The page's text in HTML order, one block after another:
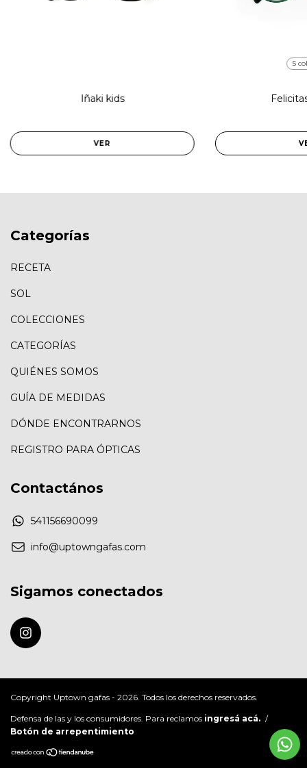
Iñaki kids
VER
5
Categorías
RECETA
SOL
COLECCIONES
CATEGORÍAS
QUIÉNES SOMOS
GUÍA DE MEDIDAS
DÓNDE ENCONTRARNOS
REGISTRO PARA ÓPTICAS
Contactános
541156690099
info@uptowngafas.com
Sigamos conectados
Copyright Uptown gafas - 2026. Todos los derechos reservados.
Defensa de las y los consumidores. Para reclamos ingresá acá. /
Botón de arrepentimiento